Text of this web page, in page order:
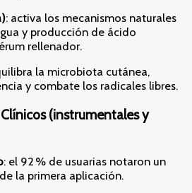
: activa los mecanismos naturales
y producción de ácido
rellenador.
la microbiota cutánea,
y combate los radicales libres.
(instrumentales y
: el 92 % de usuarias notaron un
la primera aplicación.